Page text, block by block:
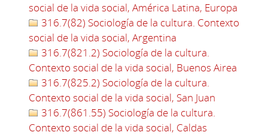
social de la vida social, América Latina, Europa
316.7(82) Sociología de la cultura. Contexto
social de la vida social, Argentina
316.7(821.2) Sociología de la cultura.
Contexto social de la vida social, Buenos Airea
316.7(825.2) Sociología de la cultura.
Contexto social de la vida social, San Juan
316.7(861.55) Sociología de la cultura.
Contexto social de la vida social, Caldas